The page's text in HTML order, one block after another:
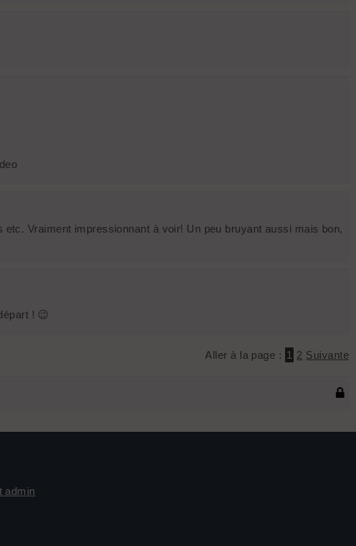
Vraiment impressionnant à voir! Un peu bruyant aussi mais bon,
! 😉
Aller à la page : 1 2 Suivante
admin